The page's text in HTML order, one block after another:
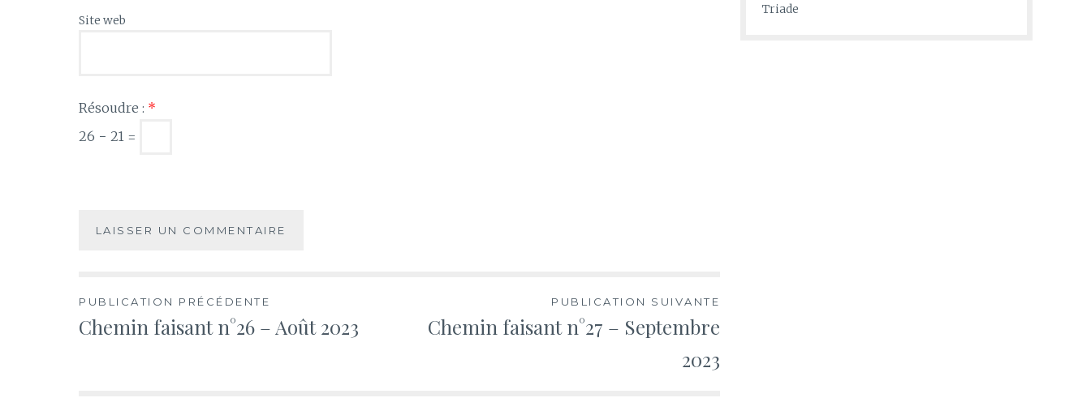
Site web
Résoudre : *
26 − 21 =
Navigation
PUBLICATION PRÉCÉDENTE
Chemin faisant n°26 – Août 2023
PUBLICATION SUIVANTE
Chemin faisant n°27 – Septembre
2023
Triade